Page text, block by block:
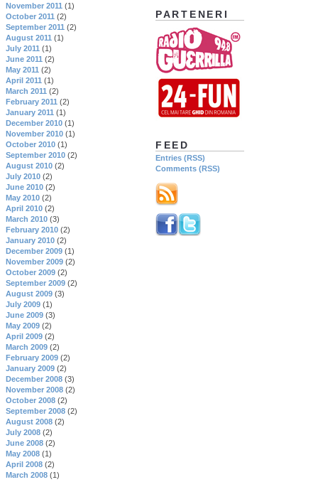
PARTENERI
FEED
Entries (RSS)
Comments (RSS)
November 2011 (1)
October 2011 (2)
September 2011 (2)
August 2011 (1)
July 2011 (1)
June 2011 (2)
May 2011 (2)
April 2011 (1)
March 2011 (2)
February 2011 (2)
January 2011 (1)
December 2010 (1)
November 2010 (1)
October 2010 (1)
September 2010 (2)
August 2010 (2)
July 2010 (2)
June 2010 (2)
May 2010 (2)
April 2010 (2)
March 2010 (3)
February 2010 (2)
January 2010 (2)
December 2009 (1)
November 2009 (2)
October 2009 (2)
September 2009 (2)
August 2009 (3)
July 2009 (1)
June 2009 (3)
May 2009 (2)
April 2009 (2)
March 2009 (2)
February 2009 (2)
January 2009 (2)
December 2008 (3)
November 2008 (2)
October 2008 (2)
September 2008 (2)
August 2008 (2)
July 2008 (2)
June 2008 (2)
May 2008 (1)
April 2008 (2)
March 2008 (1)